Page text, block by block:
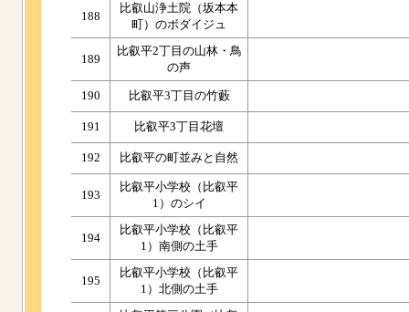
188
比叡山浄土院（坂本本
町）のボダイジュ
189
比叡平2丁目の山林・鳥
の声
190 比叡平3丁目の竹藪
191 比叡平3丁目花壇
192 比叡平の町並みと自然
193
比叡平小学校（比叡平
1）のシイ
194
比叡平小学校（比叡平
1）南側の土手
195
比叡平小学校（比叡平
1）北側の土手